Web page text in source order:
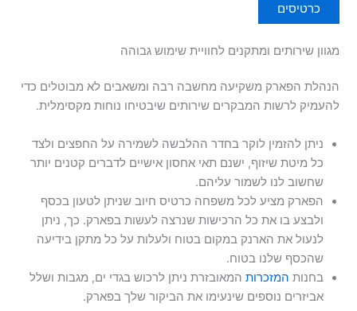
כרטיסים
מגוון שירותים ומתקנים לחוויית שימוש גבוהה
הנהלת הפארק משקיעה מחשבה רבה ומשאבים לא מבוטלים כדי
להעמיק לרשות המבקרים שירותים שיבטיחו נוחות מקסימלית.
ניתן להזמין לוקר בחדר ההלבשה לשמירה על החפצים ולצד
כל מיטת שיזוף, ישנם תאי אחסון אישיים לדברים קטנים יותר
שחשוב לנו לשמור עליהם.
הפארק מציע לכל משפחה כרטיס חיוב שניתן לטעון בכסף
ולבצע בו את כל הרכישות שנרצה לעשות בפארק. כך, ניתן
לנעול את הארנק במקום בטוח ולעלות על כל מתקן בידיעה
שהכסף שלנו בטוח.
בחנות המזכרות המאובזרת ניתן לרכוש בגדי ים, מגבות ושלל
אביזרים נוספים שינעימו את הביקור שלך בפארק.